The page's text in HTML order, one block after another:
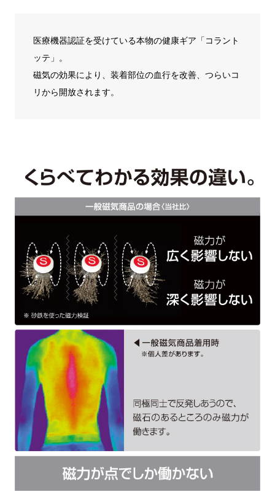
LIONE
お買い物を続ける
医療機器認証を受けている本物の健康ギア「コラント
ッテ」。
磁気の効果により、装着部位の血行を改善、つらいコ
リから開放されます。